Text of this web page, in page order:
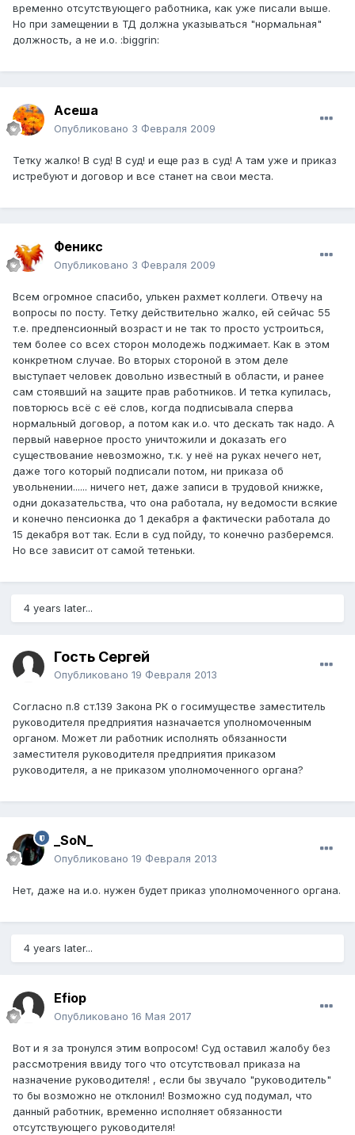
временно отсутствующего работника, как уже писали выше.
Но при замещении в ТД должна указываться "нормальная"
должность, а не и.о. :biggrin:
Асеша
Опубликовано 3 Февраля 2009
Тетку жалко! В суд! В суд! и еще раз в суд! А там уже и приказ
истребуют и договор и все станет на свои места.
Феникс
Опубликовано 3 Февраля 2009
Всем огромное спасибо, улькен рахмет коллеги. Отвечу на
вопросы по посту. Тетку действительно жалко, ей сейчас 55
т.е. предпенсионный возраст и не так то просто устроиться,
тем более со всех сторон молодежь поджимает. Как в этом
конкретном случае. Во вторых стороной в этом деле
выступает человек довольно известный в области, и ранее
сам стоявший на защите прав работников. И тетка купилась,
повторюсь всё с её слов, когда подписывала сперва
нормальный договор, а потом как и.о. что дескать так надо. А
первый наверное просто уничтожили и доказать его
существование невозможно, т.к. у неё на руках нечего нет,
даже того который подписали потом, ни приказа об
увольнении...... ничего нет, даже записи в трудовой книжке,
одни доказательства, что она работала, ну ведомости всякие
и конечно пенсионка до 1 декабря а фактически работала до
15 декабря вот так. Если в суд пойду, то конечно разберемся.
Но все зависит от самой тетеньки.
4 years later...
Гость Сергей
Опубликовано 19 Февраля 2013
Согласно п.8 ст.139 Закона РК о госимуществе заместитель
руководителя предприятия назначается уполномоченным
органом. Может ли работник исполнять обязанности
заместителя руководителя предприятия приказом
руководителя, а не приказом уполномоченного органа?
_SoN_
Опубликовано 19 Февраля 2013
Нет, даже на и.о. нужен будет приказ уполномоченного органа.
4 years later...
Efiop
Опубликовано 16 Мая 2017
Вот и я за тронулся этим вопросом! Суд оставил жалобу без
рассмотрения ввиду того что отсутствовал приказа на
назначение руководителя! , если бы звучало "руководитель"
то бы возможно не отклонил! Возможно суд подумал, что
данный работник, временно исполняет обязанности
отсутствующего руководителя!